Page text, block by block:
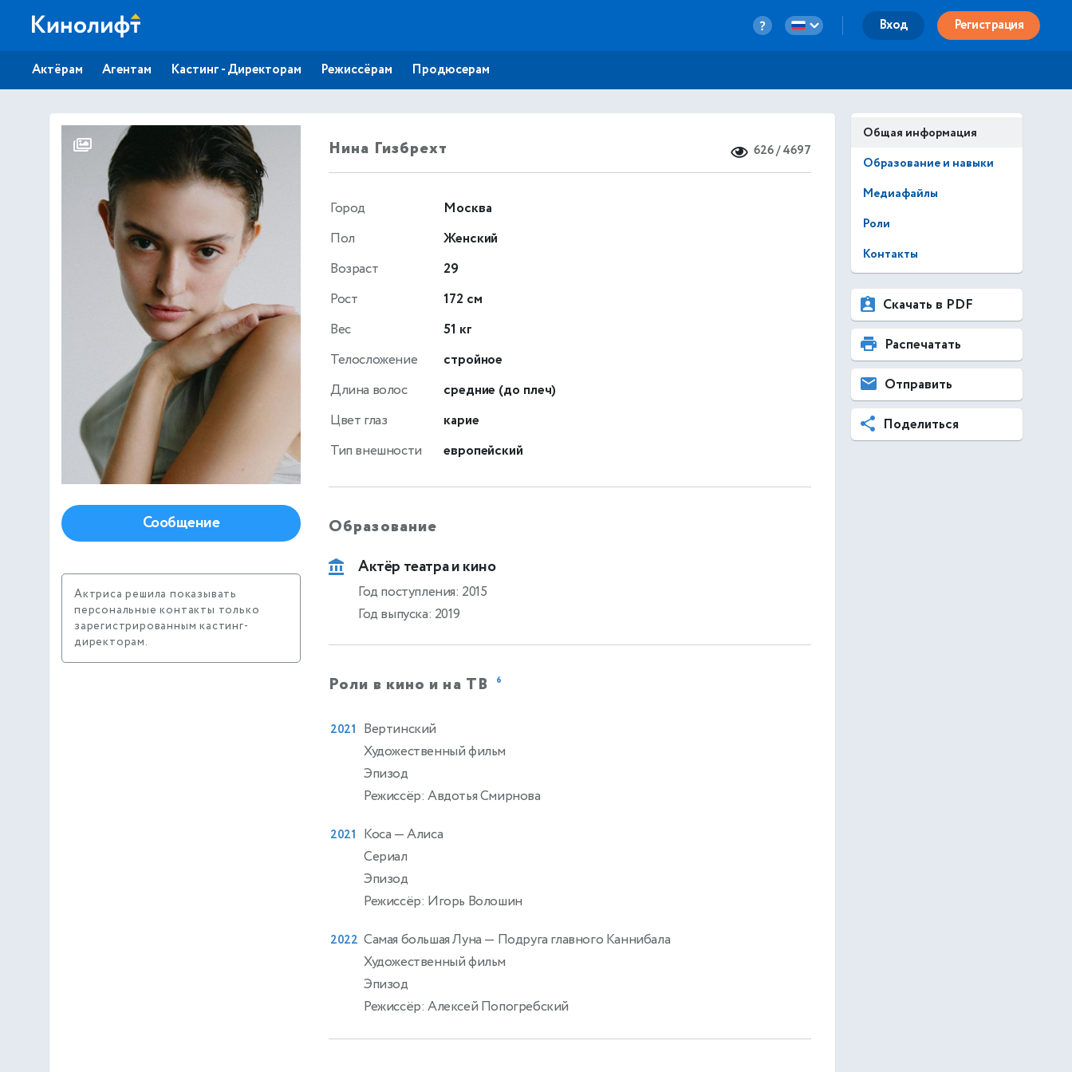
Вход Регистрация
Актёрам Агентам Кастинг - Директорам Режиссёрам Продюсерам
Сообщение
Актриса решила показывать
персональные контакты только
зарегистрированным кастинг-
директорам.
Нина Гизбрехт 626 / 4697
Город
Москва
Пол
Женский
Возраст
29
Рост
172 см
Вес
51 кг
Телосложение
стройное
Длина волос
средние (до плеч)
Цвет глаз
карие
Тип внешности
европейский
Образование
Актёр театра и кино
Год поступления: 2015
Год выпуска: 2019
Роли в кино и на ТВ 6
2021 Вертинский
Художественный фильм
Эпизод
Режиссёр: Авдотья Смирнова
2021 Коса — Алиса
Сериал
Эпизод
Режиссёр: Игорь Волошин
2022 Самая большая Луна — Подруга главного Каннибала
Художественный фильм
Эпизод
Режиссёр: Алексей Попогребский
Общая информация
Образование и навыки
Медиафайлы
Роли
Контакты
Скачать в PDF
Распечатать
Отправить
Поделиться